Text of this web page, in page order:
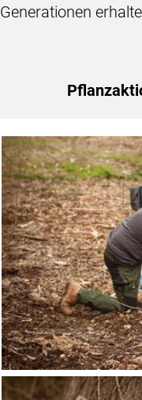
Generationen